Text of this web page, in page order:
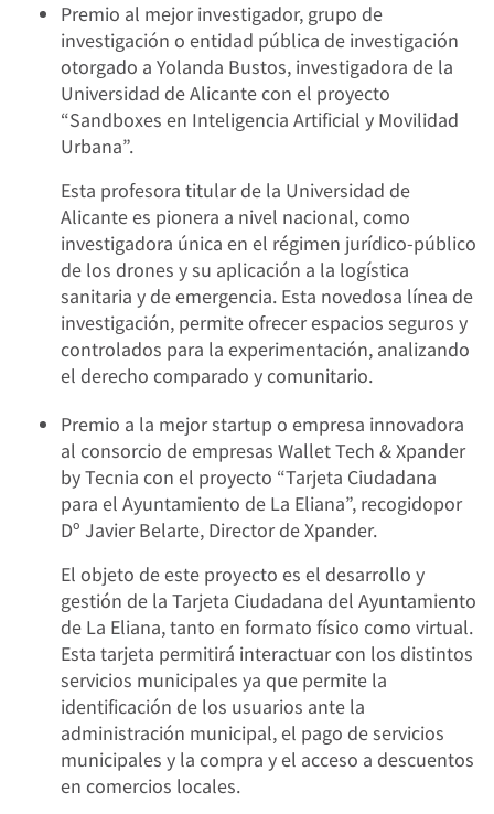
Premio al mejor investigador, grupo de
investigación o entidad pública de investigación
otorgado a Yolanda Bustos, investigadora de la
Universidad de Alicante con el proyecto
“Sandboxes en Inteligencia Artificial y Movilidad
Urbana”.
Esta profesora titular de la Universidad de
Alicante es pionera a nivel nacional, como
investigadora única en el régimen jurídico-público
de los drones y su aplicación a la logística
sanitaria y de emergencia. Esta novedosa línea de
investigación, permite ofrecer espacios seguros y
controlados para la experimentación, analizando
el derecho comparado y comunitario.
Premio a la mejor startup o empresa innovadora
al consorcio de empresas Wallet Tech & Xpander
by Tecnia con el proyecto “Tarjeta Ciudadana
para el Ayuntamiento de La Eliana”, recogidopor
Dº Javier Belarte, Director de Xpander.
El objeto de este proyecto es el desarrollo y
gestión de la Tarjeta Ciudadana del Ayuntamiento
de La Eliana, tanto en formato físico como virtual.
Esta tarjeta permitirá interactuar con los distintos
servicios municipales ya que permite la
identificación de los usuarios ante la
administración municipal, el pago de servicios
municipales y la compra y el acceso a descuentos
en comercios locales.